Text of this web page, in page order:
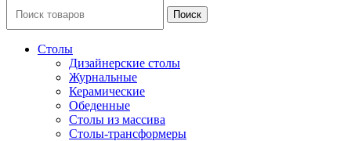
Поиск
Столы
Дизайнерские столы
Журнальные
Керамические
Обеденные
Столы из массива
Столы-трансформеры